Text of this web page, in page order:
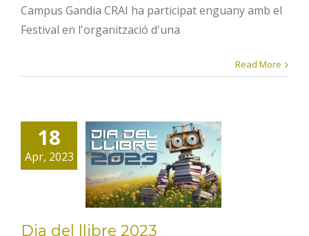
Campus Gandia CRAI ha participat enguany amb el
Festival en l'organització d'una
Read More
18
Apr, 2023
Dia del llibre
2023
Dia del llibre 2023